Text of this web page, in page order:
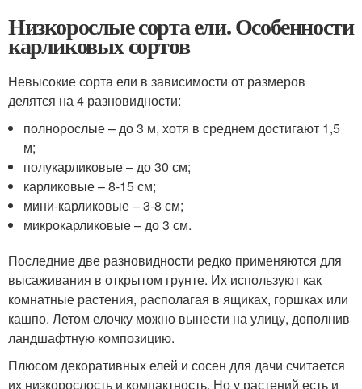
Низкорослые сорта ели. Особенности
карликовых сортов
Невысокие сорта ели в зависимости от размеров
делятся на 4 разновидности:
полнорослые – до 3 м, хотя в среднем достигают 1,5
м;
полукарликовые – до 30 см;
карликовые – 8-15 см;
мини-карликовые – 3-8 см;
микрокарликовые – до 3 см.
Последние две разновидности редко применяются для
высаживания в открытом грунте. Их используют как
комнатные растения, располагая в ящиках, горшках или
кашпо. Летом елочку можно вынести на улицу, дополнив
ландшафтную композицию.
Плюсом декоративных елей и сосен для дачи считается
их низкорослость и компактность. Но у растений есть и